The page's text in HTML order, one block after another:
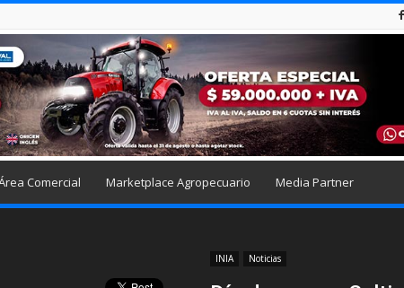
Comercial Marketplace Agropecuario Media Partner
INIA Noticias